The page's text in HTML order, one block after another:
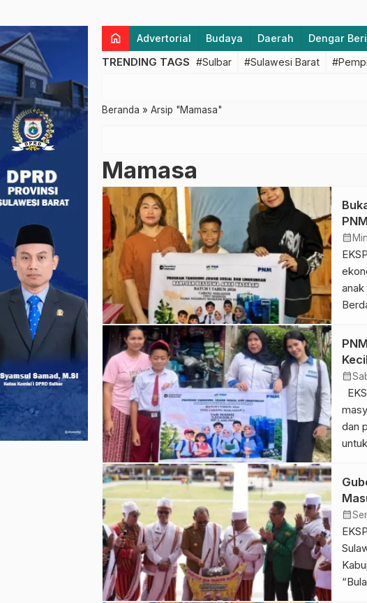
home Advertorial Budaya Daerah Dengar
TRENDING TAGS #Sulbar #Sulawesi Barat
Beranda » Arsip "Mamasa"
Mamasa
calendar_month
usia
calendar_month
dan
calendar_month